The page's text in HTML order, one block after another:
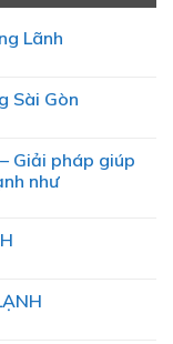
Lãnh
Sài Gòn
Giải pháp giúp
như